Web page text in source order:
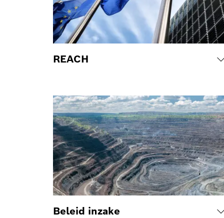
REACH
Beleid inzake